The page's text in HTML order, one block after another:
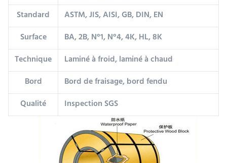
Standard
ASTM, JIS, AISI, GB, DIN, EN
Surface
BA, 2B, N°1, N°4, 4K, HL, 8K
Technique
Laminé à froid, laminé à chaud
Bord
Bord de fraisage, bord fendu
Qualité
Inspection SGS